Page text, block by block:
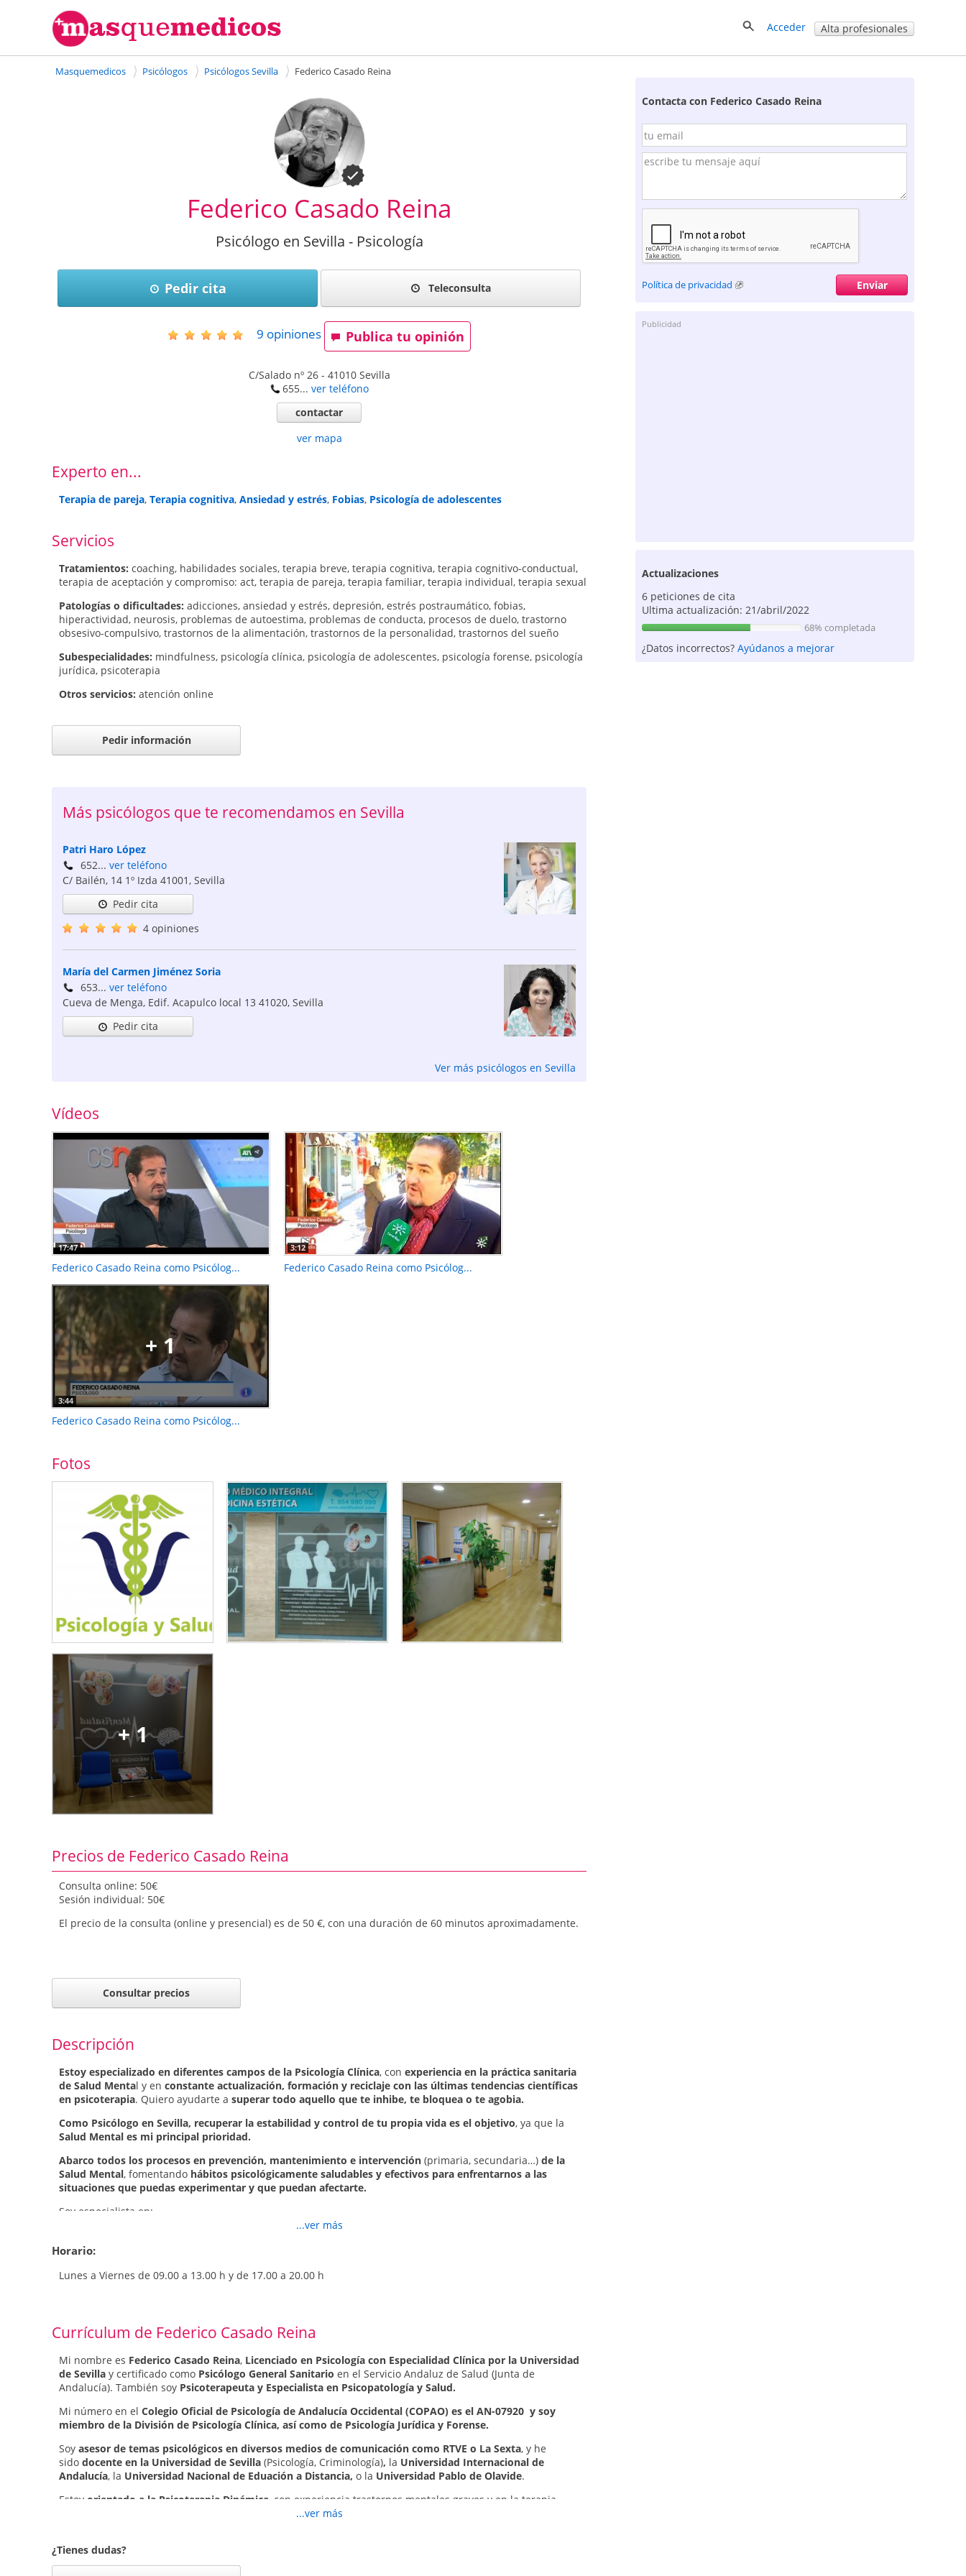
Acceder Alta profesionales
Masquemedicos Psicólogos Psicólogos Sevilla Federico Casado Reina
Federico Casado Reina
Psicólogo en Sevilla - Psicología
Pedir cita Teleconsulta
9 opiniones Publica tu opinión
C/Salado nº 26- 41010 Sevilla
655... ver teléfono
contactar
ver mapa
Experto en...
Terapia de pareja, Terapia cognitiva, Ansiedad y estrés, Fobias, Psicología de adolescentes
Servicios
Tratamientos: coaching, habilidades sociales, terapia breve, terapia cognitiva, terapia cognitivo-conductual,
terapia de aceptación y compromiso: act, terapia de pareja, terapia familiar, terapia individual, terapia sexual
Patologí­as o dificultades: adicciones, ansiedad y estrés, depresión, estrés postraumático, fobias,
hiperactividad, neurosis, problemas de autoestima, problemas de conducta, procesos de duelo, trastorno
obsesivo-compulsivo, trastornos de la alimentación, trastornos de la personalidad, trastornos del sueño
Subespecialidades: mindfulness, psicología clínica, psicología de adolescentes, psicología forense, psicología
jurídica, psicoterapia
Otros servicios: atención online
Pedir información
Más psicólogos que te recomendamos en Sevilla
Patri Haro López
652... ver teléfono
C/ Bailén, 14 1º Izda 41001, Sevilla
Pedir cita
4 opiniones
María del Carmen Jiménez Soria
653... ver teléfono
Cueva de Menga, Edif. Acapulco local 13 41020, Sevilla
Pedir cita
Ver más psicólogos en Sevilla
Vídeos
17:47
Federico Casado Reina como Psicólog...
3:12
Federico Casado Reina como Psicólog...
+ 1
3:44
Federico Casado Reina como Psicólog...
Fotos
+ 1
Precios de Federico Casado Reina
Consulta online: 50€
Sesión individual: 50€
El precio de la consulta (online y presencial) es de 50 €, con una duración de 60 minutos aproximadamente.
Consultar precios
Descripción
Estoy especializado en diferentes campos de la Psicología Clínica, con experiencia en la práctica sanitaria
de Salud Mental y en constante actualización, formación y reciclaje con las últimas tendencias científicas
en psicoterapia. Quiero ayudarte a superar todo aquello que te inhibe, te bloquea o te agobia.
Como Psicólogo en Sevilla, recuperar la estabilidad y control de tu propia vida es el objetivo, ya que la
Salud Mental es mi principal prioridad.
Abarco todos los procesos en prevención, mantenimiento e intervención (primaria, secundaria…) de la
Salud Mental, fomentando hábitos psicológicamente saludables y efectivos para enfrentarnos a las
situaciones que puedas experimentar y que puedan afectarte.
Soy especialista en:
Terapia sexual y de pareja
Estrés
Trastornos de personalidad
Hipocondría
Timidez
Adicciones con y sin sustancia
Mi orientación profesional es integradora, ya que aunque laformación y tendencia es humanista y
otros paradigmas para los diferentes casos. Todo dependerá de la situación que tengamos que afrontar.
Psicología Sevilla - Terapia Familia
estoy integrado en el Centro Sanitario Polivalente Menfisalud donde existen varias especialidades médicas y
sanitarias, permitiendo afrontar más eficazmente aquellos trastornos psicológicos que además precisen de
Usaré todas las
ser tú quien tiene que dar los pasos.
...ver más
Horario:
Lunes a Viernes de 09.00 a 13.00 h y de 17.00 a 20.00 h
Currículum de Federico Casado Reina
Mi nombre es Federico Casado Reina, Licenciado en Psicología con Especialidad Clínica por la Universidad
de Sevilla y certificado como Psicólogo General Sanitario en el Servicio Andaluz de Salud (Junta de
Andalucía). También soy Psicoterapeuta y Especialista en Psicopatología y Salud.
Mi número en el Colegio Oficial de Psicología de Andalucía Occidental (COPAO) es el AN-07920 y soy
miembro de la División de Psicología Clínica, así como de Psicología Jurídica y Forense.
Soy asesor de temas psicológicos en diversos medios de comunicación como RTVE o La Sexta, y he
sido docente en la Universidad de Sevilla (Psicología, Criminología), la Universidad Internacional de
Andalucía, la Universidad Nacional de Eduación a Distancia, o la Universidad Pablo de Olavide.
Estoy orientado a la Psicoterapia Dinámica , con experiencia trastornos mentales graves y en la terapia
seguidor del Enfoque Sistémico, ya que no podemos entender la dimensión de un
partidario de utilizar unas técnicas u otras dependiendo del caso
las últimas tendencias en salud mental. Como
...ver más
¿Tienes dudas?
Contacta con Federico Casado Reina
Política de privacidad
Publicidad
Actualizaciones
6 peticiones de cita
Ultima actualización: 21/abril/2022
68% completada
¿Datos incorrectos?Ayúdanos a mejorar